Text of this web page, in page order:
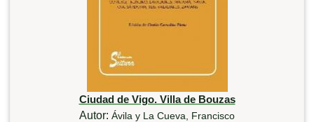
Ciudad de Vigo. Villa de Bouzas
Autor: Ávila y La Cueva, Francisco